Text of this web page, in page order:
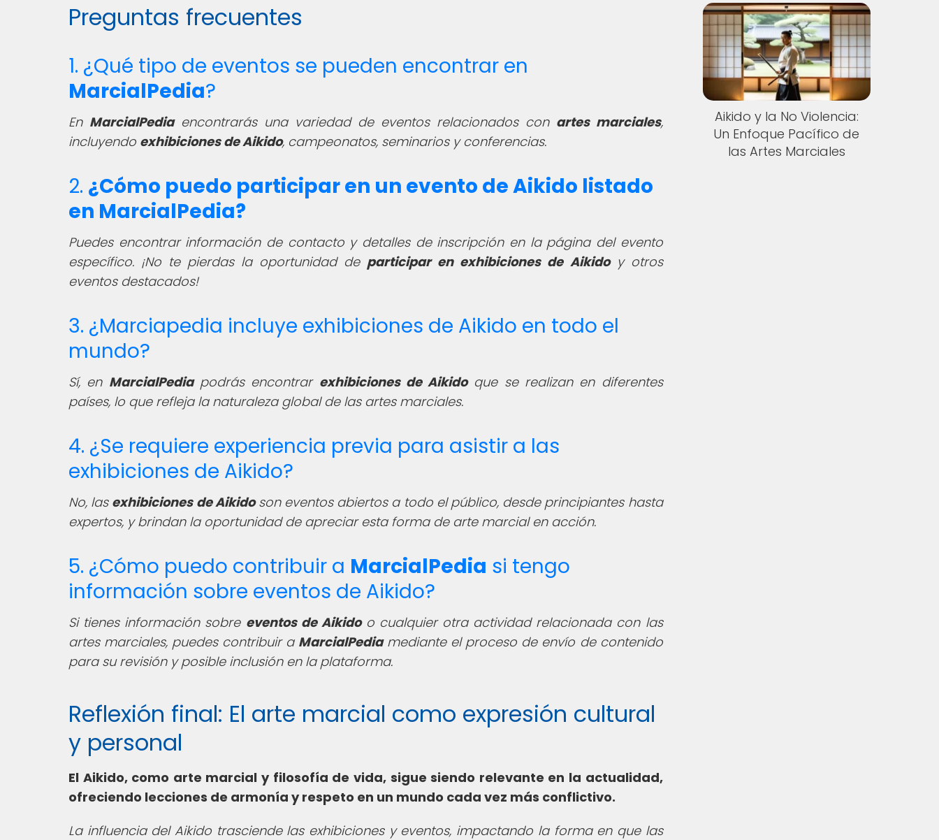
Preguntas frecuentes
1. ¿Qué tipo de eventos se pueden encontrar en
MarcialPedia?
En MarcialPediaencontrarás una variedad de eventos relacionados con artes marciales,
incluyendo exhibiciones de Aikido, campeonatos, seminarios y conferencias.
2. ¿Cómo puedo participar en un evento de Aikido listado
en MarcialPedia?
Puedes encontrar información de contacto y detalles de inscripción en la página del evento
específico. ¡No te pierdas la oportunidad de participar en exhibiciones de Aikidoy otros
eventos destacados!
3. ¿Marciapedia incluye exhibiciones de Aikido en todo el
mundo?
Sí, en MarcialPediapodrás encontrar exhibiciones de Aikidoque se realizan en diferentes
países, lo que refleja la naturaleza global de las artes marciales.
4. ¿Se requiere experiencia previa para asistir a las
exhibiciones de Aikido?
No, las exhibiciones de Aikidoson eventos abiertos a todo el público, desde principiantes hasta
expertos, y brindan la oportunidad de apreciar esta forma de arte marcial en acción.
5. ¿Cómo puedo contribuir a MarcialPedia si tengo
información sobre eventos de Aikido?
Si tienes información sobre eventos de Aikidoo cualquier otra actividad relacionada con las
artes marciales, puedes contribuir a MarcialPediamediante el proceso de envío de contenido
para su revisión y posible inclusión en la plataforma.
Reflexión final: El arte marcial como expresión cultural
y personal
El Aikido, como arte marcial y filosofía de vida, sigue siendo relevante en la actualidad,
ofreciendo lecciones de armonía y respeto en un mundo cada vez más conflictivo.
La influencia del Aikido trasciende las exhibiciones y eventos, impactando la forma en que las
Aikido y la No Violencia:
Un Enfoque Pacífico de
las Artes Marciales